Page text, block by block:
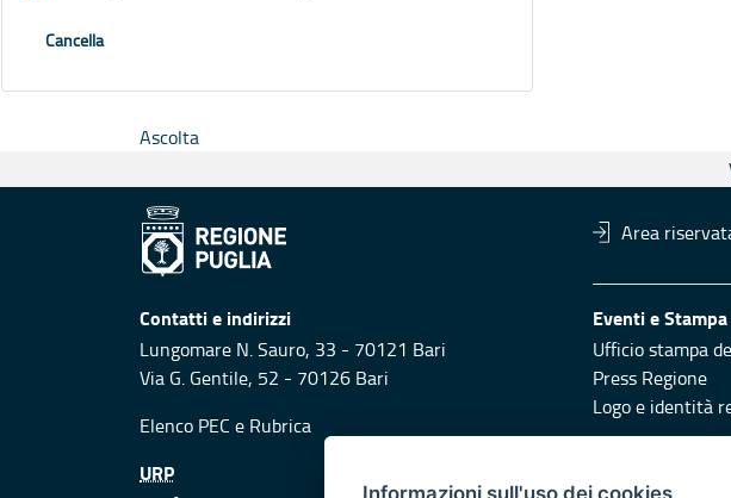
Cancella
Ascolta
Area
Contatti e indirizzi
Lungomare N. Sauro, 33 - 70121 Bari
Via G. Gentile, 52 - 70126 Bari
Elenco PEC e Rubrica
Eventi e Stampa
Ufficio stampa
Press Regione
Logo e identità
URP
Informazioni sull'uso dei cookies